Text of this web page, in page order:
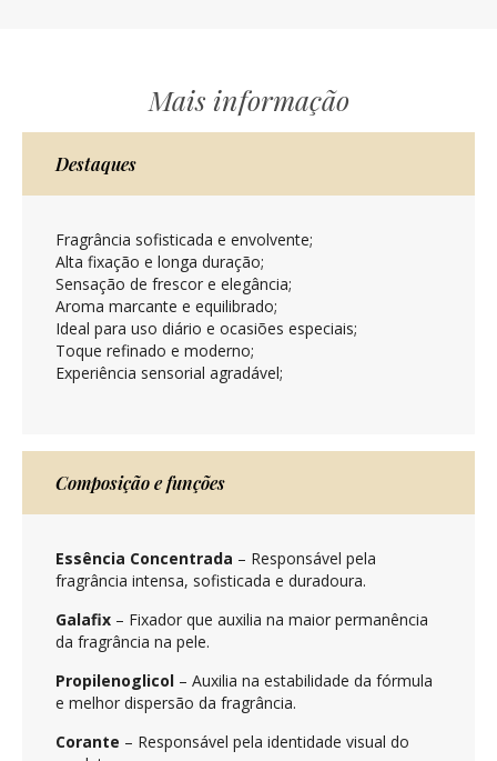
Mais informação
Destaques
Fragrância sofisticada e envolvente;
Alta fixação e longa duração;
Sensação de frescor e elegância;
Aroma marcante e equilibrado;
Ideal para uso diário e ocasiões especiais;
Toque refinado e moderno;
Experiência sensorial agradável;
Composição e funções
Essência Concentrada – Responsável pela
fragrância intensa, sofisticada e duradoura.
Galafix – Fixador que auxilia na maior permanência
da fragrância na pele.
Propilenoglicol – Auxilia na estabilidade da fórmula
e melhor dispersão da fragrância.
Corante – Responsável pela identidade visual do